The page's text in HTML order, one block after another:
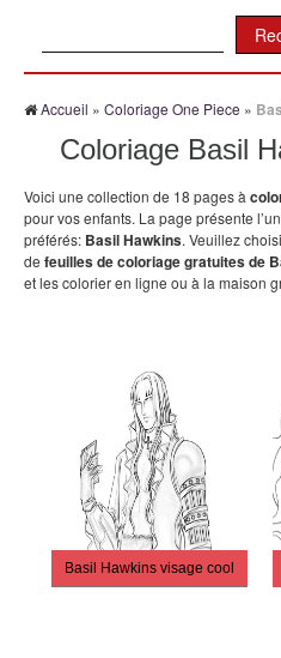
Accueil » Coloriage One Piece »
Coloriage Basil
Voici une collection de 18 pages à
pour vos enfants. La page présente
préférés: Basil Hawkins. Veuillez
de feuilles de coloriage gratuites de
et les colorier en ligne ou à la maison
Basil Hawkins visage cool